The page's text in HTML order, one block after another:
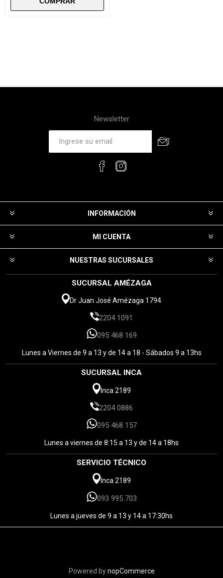
Newsletter
INFORMACIÓN
MI CUENTA
NUESTRAS SUCURSALES
SUCURSAL AMÉZAGA
Dr Juan José Amézaga 1794
2204 1091
095 468 169
Lunes a Viernes de 9 a 13 y de 14 a 18 - Sábados 9 a 13hs
SUCURSAL INCA
Inca 2189
2204 0886
095 468 157
Lunes a viernes de 8:15 a 13 y de 14 a 18hs
SERVICIO TÉCNICO
Inca 2189
093 995 703
Lunes a jueves de 9 a 13 y 14 a 17:30hs
Powered bynopCommerce